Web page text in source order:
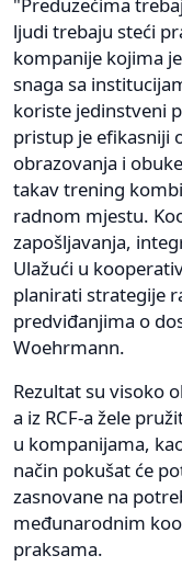
"Preduzećima
ljudi trebaju steći
kompanije kojima
snaga sa
koriste jedinstveni
pristup je efikasniji
obrazovanja i
takav trening
radnom mjestu.
zapošljavanja,
Ulažući u
planirati strategije
predviđanjima o
Woehrmann.
Rezultat su visoko
a iz RCF-a žele
u kompanijama,
način pokušat će
zasnovane na
međunarodnim
praksama.